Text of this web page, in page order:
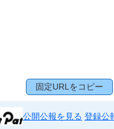
固定URLをコピー
公開公報を見る 登録公